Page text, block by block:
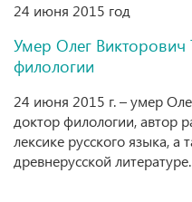
24 июня 2015 год
Умер Олег Викторович
филологии
24 июня 2015 г. – умер
доктор филологии, автор
лексике русского языка, а
древнерусской литературе.